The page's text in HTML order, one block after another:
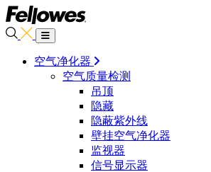
空气净化器
空气质量检测
吊顶
隐藏
隐蔽紫外线
壁挂空气净化器
监视器
信号显示器